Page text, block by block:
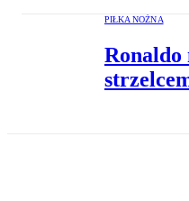
PIŁKA NOŻNA
Ronaldo